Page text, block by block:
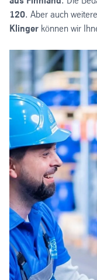
120. Aber auch
Klinger können wir